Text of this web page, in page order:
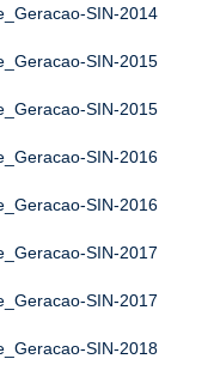
SIN-2014
SIN-2015
SIN-2015
SIN-2016
SIN-2016
SIN-2017
SIN-2017
SIN-2018